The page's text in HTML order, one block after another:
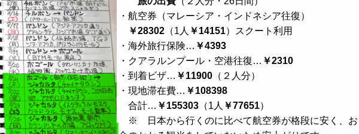
・航空券（マレーシア・インドネシア往復）
￥28302 （1人 ￥14151）スクート利用
・海外旅行保険… ￥4393
・クアラルンプール・空港往復… ￥2310
・到着ビザ… ￥11900 （２人分）
・現地滞在費… ￥108398
合計… ￥155303 （1人 ￥77651）
※ 日本から行くのに比べて航空券が格段に安く、お